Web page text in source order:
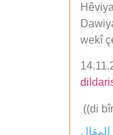
wekî
((di